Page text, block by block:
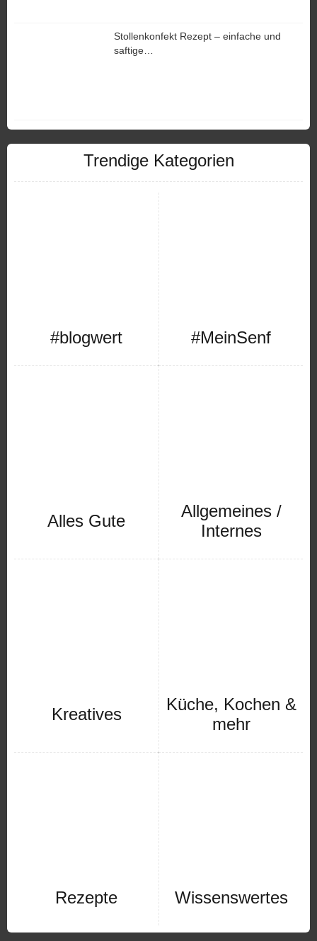
Stollenkonfekt Rezept – einfache und
saftige…
Trendige Kategorien
#blogwert #MeinSenf
Alles Gute
Allgemeines /
Internes
Kreatives
Küche, Kochen &
mehr
Rezepte Wissenswertes